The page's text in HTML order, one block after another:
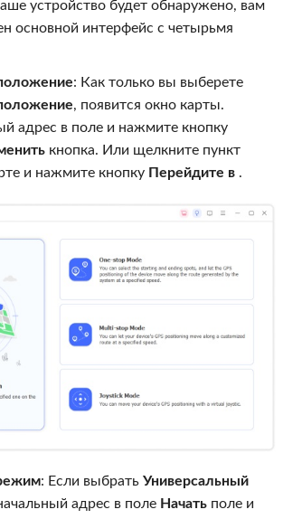
устройство будет обнаружено, вам
основной интерфейс с четырьмя
: Как только вы выберете
, появится окно карты.
адрес в поле и нажмите кнопку
кнопка. Или щелкните пункт
и нажмите кнопку Перейдите в .
: Если выбрать Универсальный
адрес в поле Начать поле и